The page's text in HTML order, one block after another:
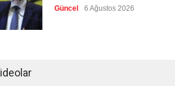
Güncel 6 Ağustos 2026